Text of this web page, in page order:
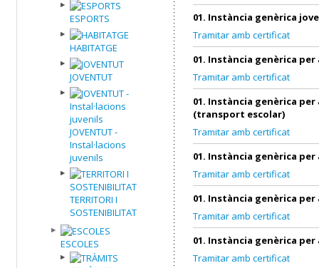
ESPORTS
HABITATGE
JOVENTUT
JOVENTUT -
Instal·lacions
juvenils
TERRITORI I
SOSTENIBILITAT
ESCOLES
01. Instància genèrica
Tramitar amb certificat
01. Instància genèrica per
Tramitar amb certificat
01. Instància genèrica per
(transport escolar)
Tramitar amb certificat
01. Instància genèrica
Tramitar amb certificat
01. Instància genèrica
Tramitar amb certificat
01. Instància genèrica
Tramitar amb certificat